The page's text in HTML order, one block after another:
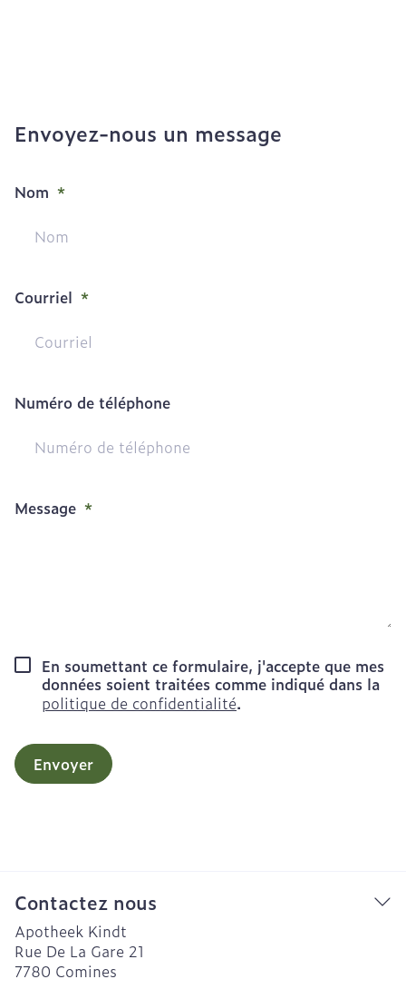
Envoyez-nous un message
Nom
Courriel
Numéro de téléphone
Message
En soumettant ce formulaire, j'accepte que mes
données soient traitées comme indiqué dans la
politique de confidentialité.
Envoyer
Contactez nous
Apotheek Kindt
Rue De La Gare 21
7780 Comines